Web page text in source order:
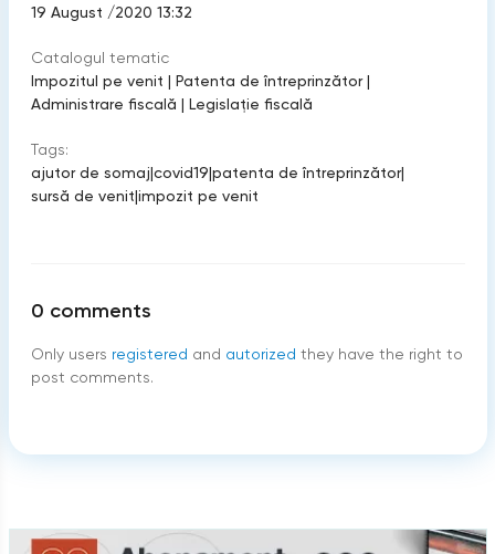
19 August /2020 13:32
Catalogul tematic
Impozitul pe venit | Patenta de întreprinzător |
Administrare fiscală | Legislație fiscală
Tags:
ajutor de somaj|covid19|patenta de întreprinzător|
sursă de venit|impozit pe venit
0 comments
Only users registered and autorized they have the right to
post comments.